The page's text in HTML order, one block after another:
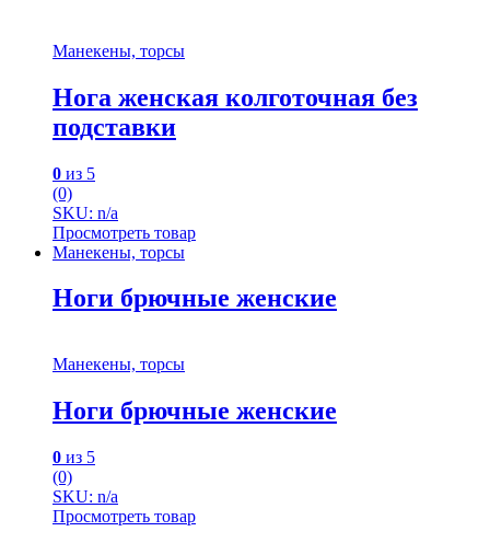
Манекены, торсы
Нога женская колготочная без
подставки
0 из 5
(0)
SKU: n/a
Просмотреть товар
Манекены, торсы
Ноги брючные женские
Манекены, торсы
Ноги брючные женские
0 из 5
(0)
SKU: n/a
Просмотреть товар